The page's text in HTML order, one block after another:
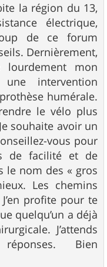
la région du 13,
électrique,
de ce forum
Dernièrement,
lourdement mon
intervention
humérale.
le vélo plus
souhaite avoir un
vous pour
de facilité et de
le nom des « gros
Les chemins
profite pour te
quelqu’un a déjà
J’attends
Bien